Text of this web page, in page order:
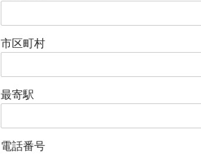
市区町村
最寄駅
電話番号